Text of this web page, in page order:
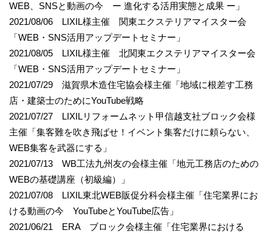
WEB、SNSと動画の今 ー 進化する活用実態と成果 ー」
2021/08/06 LIXIL様主催 関東エクステリアマイスター会
「WEB・SNS活用アップデートセミナー」
2021/08/05 LIXIL様主催 北関東エクステリアマイスター会
「WEB・SNS活用アップデートセミナー」
2021/07/29 滋賀県木造住宅協会様主催「地域に根差す工務
店・建築士のためにYouTube戦略
2021/07/27 LIXILリフォームネット甲信越支社ブロック会様
主催「集客難を吹き飛ばせ！イベント集客だけに頼らない、
WEB集客を武器にする」
2021/07/13 WB工法九州友の会様主催「地元工務店のための
WEBの基礎講座（初級編）」
2021/07/08 LIXIL東北WEB販促分科会様主催「住宅業界にお
ける動画の今 YouTubeとYouTube広告」
2021/06/21 ERA ブロック会様主催「住宅業界における